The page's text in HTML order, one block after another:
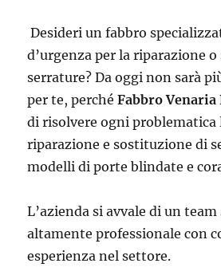
Desideri un fabbro
d’urgenza per la riparazione
serrature? Da oggi non sarà
per te, perchéFabbro Venaria
di risolvere ogni problematica
riparazione e sostituzione di
modelli di porte blindate e
L’azienda si avvale di un
altamente professionale con
esperienza nel settore.